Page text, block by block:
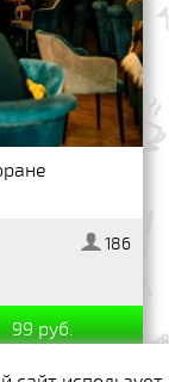
186
99 руб.